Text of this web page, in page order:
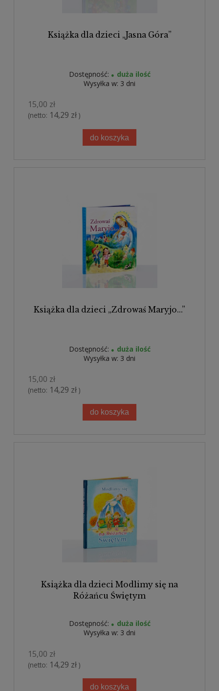
Książka dla dzieci „Jasna Góra”
Dostępność:
duża ilość
Wysyłka w: 3 dni
15,00 zł
(netto: 14,29 zł )
do koszyka
Książka dla dzieci „Zdrowaś Maryjo...”
Dostępność:
duża ilość
Wysyłka w: 3 dni
15,00 zł
(netto: 14,29 zł )
do koszyka
Książka dla dzieci Modlimy się na
Różańcu Świętym
Dostępność:
duża ilość
Wysyłka w: 3 dni
15,00 zł
(netto: 14,29 zł )
do koszyka